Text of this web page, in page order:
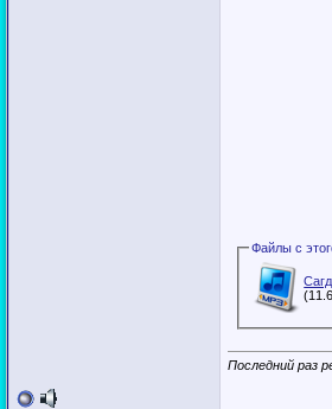
Последний раз